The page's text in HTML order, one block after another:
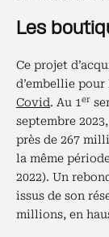
Les
Ce projet
d’embellie pour
Covid. Au 1 er
septembre
près de 267
la même
2022). Un
issus de son
millions, en